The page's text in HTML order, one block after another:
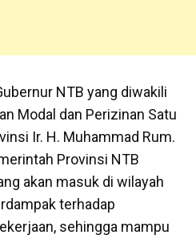
NTB yang diwakili
Modal dan Perizinan Satu
Ir. H. Muhammad Rum.
Provinsi NTB
akan masuk di wilayah
terhadap
sehingga mampu